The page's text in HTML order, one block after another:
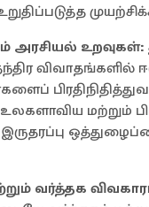
அரசியல் உறவுகள்:
விவாதங்களில்
மற்றும்
வர்த்தக